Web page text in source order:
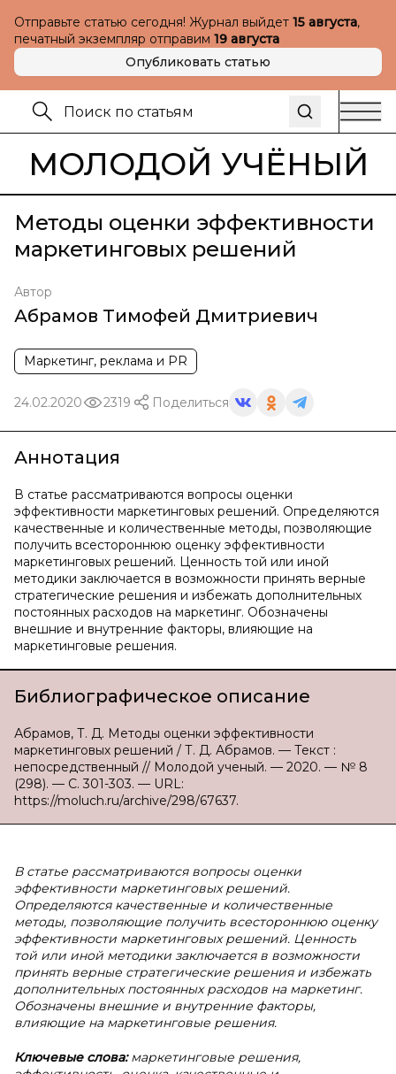
Отправьте статью сегодня! Журнал выйдет 15 августа,
печатный экземпляр отправим 19 августа
Опубликовать статью
МОЛОДОЙ УЧЁНЫЙ
Методы оценки эффективности
маркетинговых решений
Автор
Абрамов Тимофей Дмитриевич
Маркетинг, реклама и PR
24.02.2020 2319 Поделиться
Аннотация
В статье рассматриваются вопросы оценки
эффективности маркетинговых решений. Определяются
качественные и количественные методы, позволяющие
получить всестороннюю оценку эффективности
маркетинговых решений. Ценность той или иной
методики заключается в возможности принять верные
стратегические решения и избежать дополнительных
постоянных расходов на маркетинг. Обозначены
внешние и внутренние факторы, влияющие на
маркетинговые решения.
Библиографическое описание
Абрамов, Т. Д. Методы оценки эффективности
маркетинговых решений / Т. Д. Абрамов. — Текст :
непосредственный // Молодой ученый. — 2020. — № 8
(298). — С. 301-303. — URL:
https://moluch.ru/archive/298/67637.
В статье рассматриваются вопросы оценки
эффективности маркетинговых решений.
Определяются качественные и количественные
методы, позволяющие получить всестороннюю оценку
эффективности маркетинговых решений. Ценность
той или иной методики заключается в возможности
принять верные стратегические решения и избежать
дополнительных постоянных расходов на маркетинг.
Обозначены внешние и внутренние факторы,
влияющие на маркетинговые решения.
Ключевые слова:маркетинговые решения,